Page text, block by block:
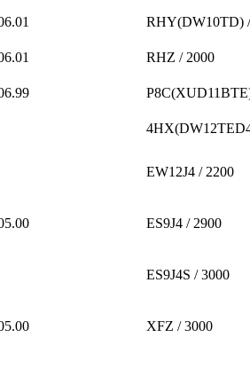
RHY(DW10TD)
RHZ / 2000
EW12J4 / 2200
ES9J4 / 2900
ES9J4S / 3000
XFZ / 3000